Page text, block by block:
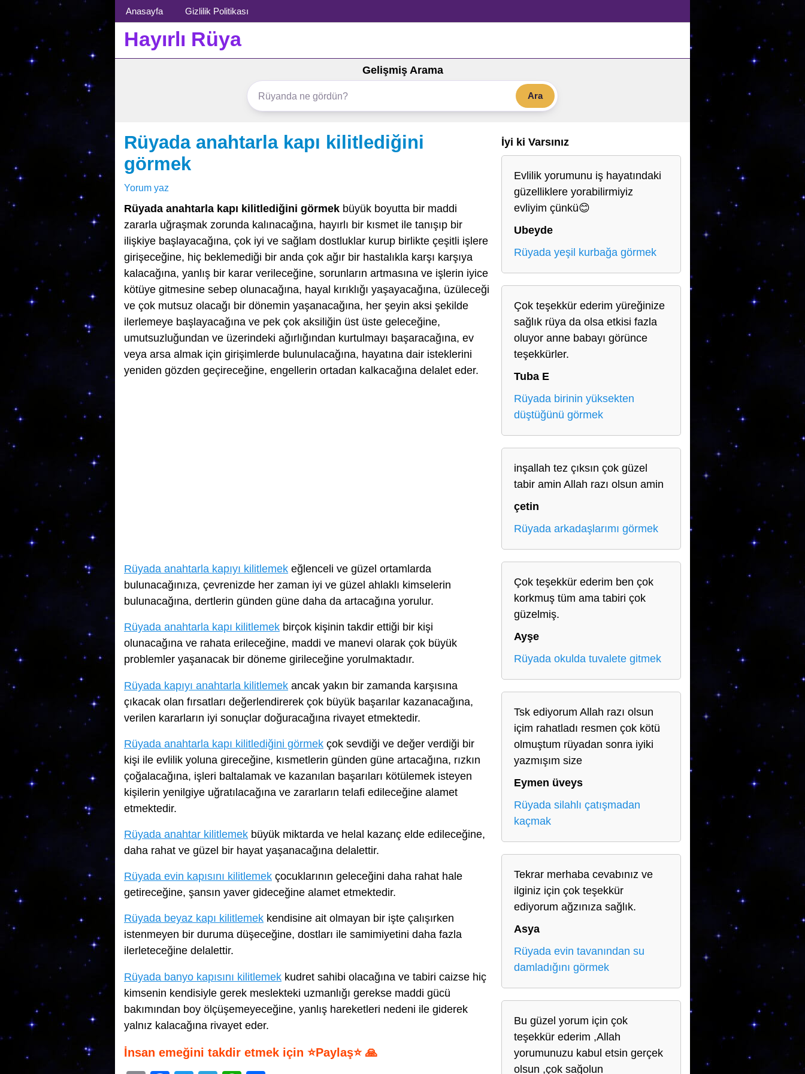
Menü
Anasayfa Gizlilik Politikası
Hayırlı Rüya
Gelişmiş Arama
Ara
Rüyada anahtarla kapı kilitlediğini
görmek
Yorum yaz
Rüyada anahtarla kapı kilitlediğini görmek büyük boyutta bir maddi
zararla uğraşmak zorunda kalınacağına, hayırlı bir kısmet ile tanışıp bir
ilişkiye başlayacağına, çok iyi ve sağlam dostluklar kurup birlikte çeşitli işlere
girişeceğine, hiç beklemediği bir anda çok ağır bir hastalıkla karşı karşıya
kalacağına, yanlış bir karar verileceğine, sorunların artmasına ve işlerin iyice
kötüye gitmesine sebep olunacağına, hayal kırıklığı yaşayacağına, üzüleceği
ve çok mutsuz olacağı bir dönemin yaşanacağına, her şeyin aksi şekilde
ilerlemeye başlayacağına ve pek çok aksiliğin üst üste geleceğine,
umutsuzluğundan ve üzerindeki ağırlığından kurtulmayı başaracağına, ev
veya arsa almak için girişimlerde bulunulacağına, hayatına dair isteklerini
yeniden gözden geçireceğine, engellerin ortadan kalkacağına delalet eder.
Rüyada anahtarla kapıyı kilitlemek eğlenceli ve güzel ortamlarda
bulunacağınıza, çevrenizde her zaman iyi ve güzel ahlaklı kimselerin
bulunacağına, dertlerin günden güne daha da artacağına yorulur.
Rüyada anahtarla kapı kilitlemek birçok kişinin takdir ettiği bir kişi
olunacağına ve rahata erileceğine, maddi ve manevi olarak çok büyük
problemler yaşanacak bir döneme girileceğine yorulmaktadır.
Rüyada kapıyı anahtarla kilitlemek ancak yakın bir zamanda karşısına
çıkacak olan fırsatları değerlendirerek çok büyük başarılar kazanacağına,
verilen kararların iyi sonuçlar doğuracağına rivayet etmektedir.
Rüyada anahtarla kapı kilitlediğini görmek çok sevdiği ve değer verdiği bir
kişi ile evlilik yoluna gireceğine, kısmetlerin günden güne artacağına, rızkın
çoğalacağına, işleri baltalamak ve kazanılan başarıları kötülemek isteyen
kişilerin yenilgiye uğratılacağına ve zararların telafi edileceğine alamet
etmektedir.
Rüyada anahtar kilitlemek büyük miktarda ve helal kazanç elde edileceğine,
daha rahat ve güzel bir hayat yaşanacağına delalettir.
Rüyada evin kapısını kilitlemek çocuklarının geleceğini daha rahat hale
getireceğine, şansın yaver gideceğine alamet etmektedir.
Rüyada beyaz kapı kilitlemek kendisine ait olmayan bir işte çalışırken
istenmeyen bir duruma düşeceğine, dostları ile samimiyetini daha fazla
ilerleteceğine delalettir.
Rüyada banyo kapısını kilitlemek kudret sahibi olacağına ve tabiri caizse hiç
kimsenin kendisiyle gerek meslekteki uzmanlığı gerekse maddi gücü
bakımından boy ölçüşemeyeceğine, yanlış hareketleri nedeni ile giderek
yalnız kalacağına rivayet eder.
İnsan emeğini takdir etmek için ⭐Paylaş⭐ 🙏
İyi ki Varsınız
Evlilik yorumunu iş hayatındaki
güzelliklere yorabilirmiyiz
evliyim çünkü😊
Ubeyde
Rüyada yeşil kurbağa görmek
Çok teşekkür ederim yüreğinize
sağlık rüya da olsa etkisi fazla
oluyor anne babayı görünce
teşekkürler.
Tuba E
Rüyada birinin yüksekten
düştüğünü görmek
inşallah tez çıksın çok güzel
tabir amin Allah razı olsun amin
çetin
Rüyada arkadaşlarımı görmek
Çok teşekkür ederim ben çok
korkmuş tüm ama tabiri çok
güzelmiş.
Ayşe
Rüyada okulda tuvalete gitmek
Tsk ediyorum Allah razı olsun
içim rahatladı resmen çok kötü
olmuştum rüyadan sonra iyiki
yazmışım size
Eymen üveys
Rüyada silahlı çatışmadan
kaçmak
Tekrar merhaba cevabınız ve
ilginiz için çok teşekkür
ediyorum ağzınıza sağlık.
Asya
Rüyada evin tavanından su
damladığını görmek
Bu güzel yorum için çok
teşekkür ederim ,Allah
yorumunuzu kabul etsin gerçek
olsun ,çok sağolun